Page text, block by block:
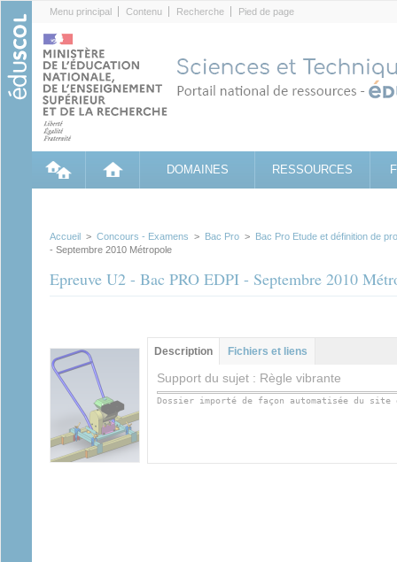
Menu principal Contenu Recherche Pied de page
DOMAINES RESSOURCES
Accueil > Concours - Examens > Bac Pro > Bac Pro Etude et définition de
- Septembre 2010 Métropole
Epreuve U2 - Bac PRO EDPI - Septembre 2010
Groupe principal
Description (onglet
actif)
Fichiers et liens
Support du sujet : Règle vibrante
Dossier importé de façon automatisée du site du